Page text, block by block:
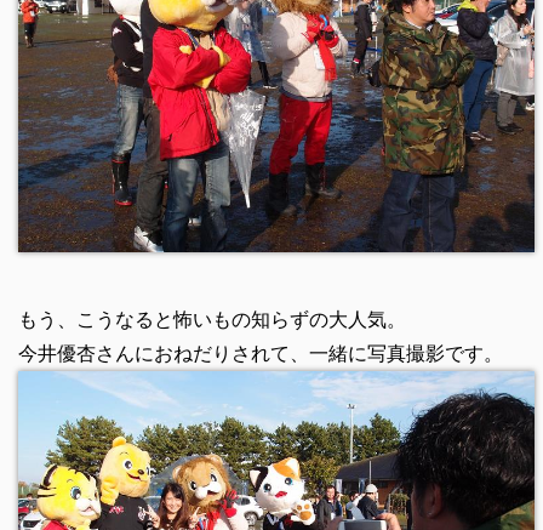
もう、こうなると怖いもの知らずの大人気。
今井優杏さんにおねだりされて、一緒に写真撮影です。